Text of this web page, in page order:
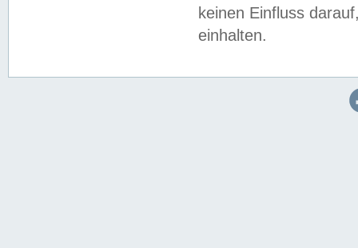
keinen Einfluss
einhalten.